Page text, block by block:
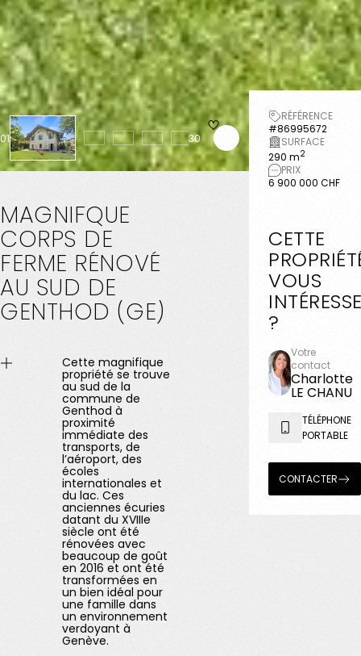
01 30
MAGNIFQUE
CORPS DE
FERME RÉNOVÉ
AU SUD DE
GENTHOD (GE)
Cette magnifique
propriété se trouve
au sud de la
commune de
Genthod à
proximité
immédiate des
transports, de
l’aéroport, des
écoles
internationales et
du lac. Ces
anciennes écuries
datant du XVIIIe
siècle ont été
rénovées avec
beaucoup de goût
en 2016 et ont été
transformées en
un bien idéal pour
une famille dans
un environnement
verdoyant à
Genève.
RÉFÉRENCE
#86995672
SURFACE
290 m2
PRIX
6 900 000 CHF
CETTE
VOUS
?
Votre
contact
Charlotte
LE CHANU
TÉLÉPHONE
PORTABLE
CONTACTER